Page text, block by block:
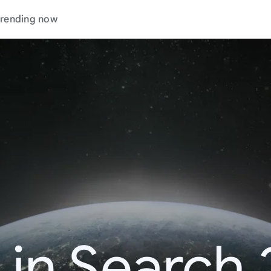
now